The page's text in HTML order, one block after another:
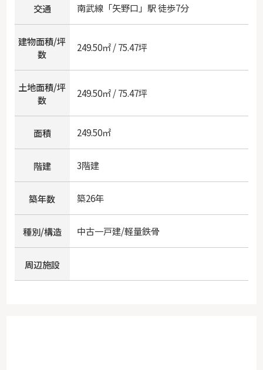
交通 南武線「矢野口 」駅 徒歩7分
建物面積/坪
数
249.50㎡ / 75.47坪
土地面積/坪
数
249.50㎡ / 75.47坪
面積 249.50㎡
階建 3階建
築年数 築26年
種別/構造 中古一戸建/軽量鉄骨
周辺施設